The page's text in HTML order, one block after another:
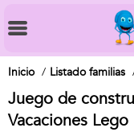
Inicio Listado familias
Juego de
Vacaciones